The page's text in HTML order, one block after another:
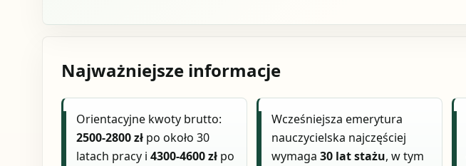
Najważniejsze informacje
Orientacyjne kwoty brutto:
2500-2800 zł po około 30
latach pracy i4300-4600 zł po
Wcześniejsza emerytura
nauczycielska najczęściej
wymaga30 lat stażu, w tym